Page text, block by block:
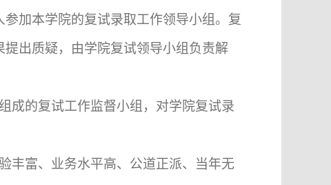
加本学院的复试录取工作领导小组。复
出质疑，由学院复试领导小组负责解
成的复试工作监督小组，对学院复试录
丰富、业务水平高、公道正派、当年无